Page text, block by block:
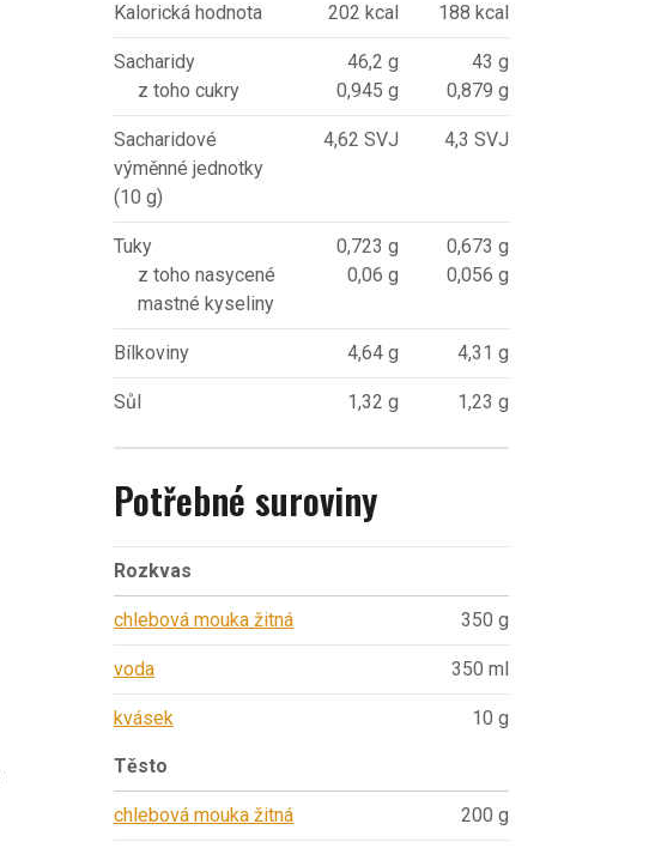
Kalorická hodnota 202 kcal 188 kcal
Sacharidy
z toho cukry
46,2 g
0,945 g
43 g
0,879 g
Sacharidové
výměnné jednotky
(10 g)
4,62 SVJ 4,3 SVJ
Tuky
z toho nasycené
mastné kyseliny
0,723 g
0,06 g
0,673 g
0,056 g
Bílkoviny 4,64 g 4,31 g
Sůl 1,32 g 1,23 g
Potřebné suroviny
Rozkvas
chlebová mouka žitná 350 g
voda 350 ml
kvásek 10 g
Těsto
chlebová mouka žitná 200 g